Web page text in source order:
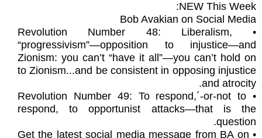
NEW This Week:
Bob Avakian on Social Media
• Revolution Number 48: Liberalism,
“progressivism”—opposition to injustice—and
Zionism: you can’t “have it all”—you can’t hold on
to Zionism...and be consistent in opposing injustice
and atrocity.
• Revolution Number 49: To respond,´-or-not to
respond, to opportunist attacks—that is the
question.
• Get the latest social media message from BA on